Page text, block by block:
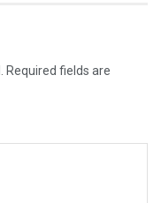
Required fields are